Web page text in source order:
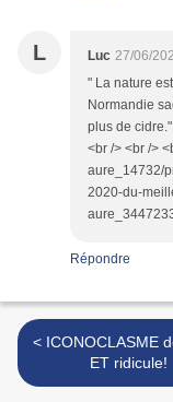
L Luc 27/06/
" La nature
Normandie
plus de
<br /> <br />
aure_14732/
2020-du-
Répondre
< ICONOCLASME déphasé
ET ridicule!